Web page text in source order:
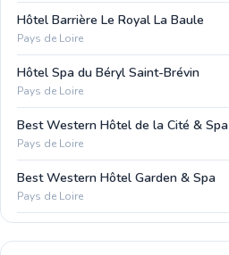
Hôtel Barrière Le Royal La Baule
Pays de Loire
Hôtel Spa du Béryl Saint-Brévin
Pays de Loire
Best Western Hôtel de la Cité & Spa
Pays de Loire
Best Western Hôtel Garden & Spa
Pays de Loire